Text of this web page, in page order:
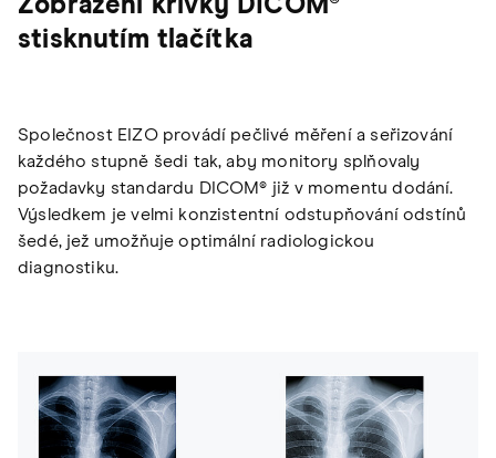
Zobrazení křivky DICOM®
stisknutím tlačítka
Společnost EIZO provádí pečlivé měření a seřizování
každého stupně šedi tak, aby monitory splňovaly
požadavky standardu DICOM® již v momentu dodání.
Výsledkem je velmi konzistentní odstupňování odstínů
šedé, jež umožňuje optimální radiologickou
diagnostiku.